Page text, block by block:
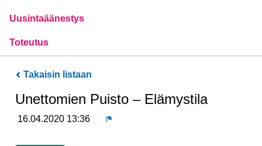
Uusintaäänestys
Toteutus
Takaisin listaan
Unettomien Puisto – Elämystila
16.04.2020 13:36